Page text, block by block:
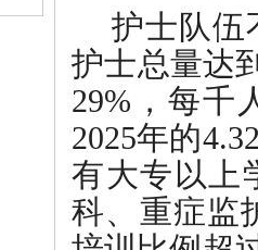
护士队伍
护士总量达
29%，每千
2025年的
有大专以上
科、重症监